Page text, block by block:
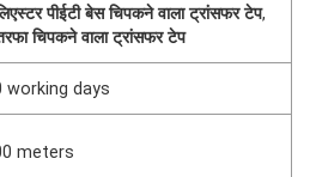
पीईटी बेस चिपकने वाला ट्रांसफर टेप,
चिपकने वाला ट्रांसफर टेप
working days
meters